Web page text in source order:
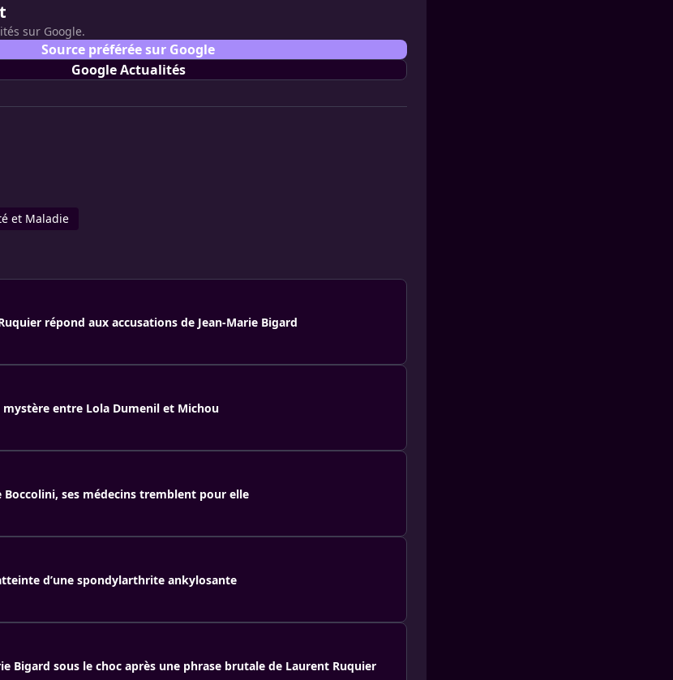
sur Google.
Source préférée sur Google
Google Actualités
et Maladie
répond aux accusations de Jean-Marie Bigard
mystère entre Lola Dumenil et Michou
Boccolini, ses médecins tremblent pour elle
d’une spondylarthrite ankylosante
Bigard sous le choc après une phrase brutale de Laurent Ruquier